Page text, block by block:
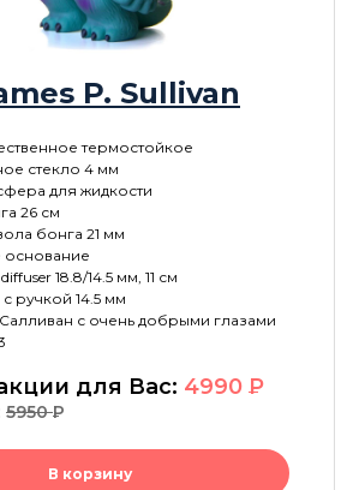
P. Sullivan
термостойкое
стекло 4 мм
для жидкости
26 см
бонга 21 мм
основание
18.8/14.5 мм, 11 см
ручкой 14.5 мм
с очень добрыми глазами
для Вас: 4990 P
5950P
В корзину